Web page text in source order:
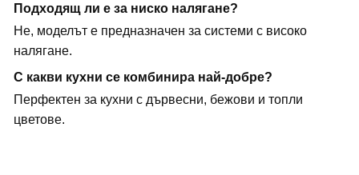
Подходящ ли е за ниско налягане?
Не, моделът е предназначен за системи с високо
налягане.
С какви кухни се комбинира най-добре?
Перфектен за кухни с дървесни, бежови и топли
цветове.